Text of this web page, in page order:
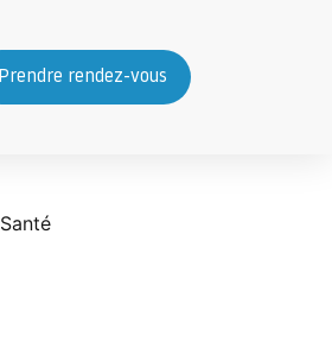
Prendre rendez-vous